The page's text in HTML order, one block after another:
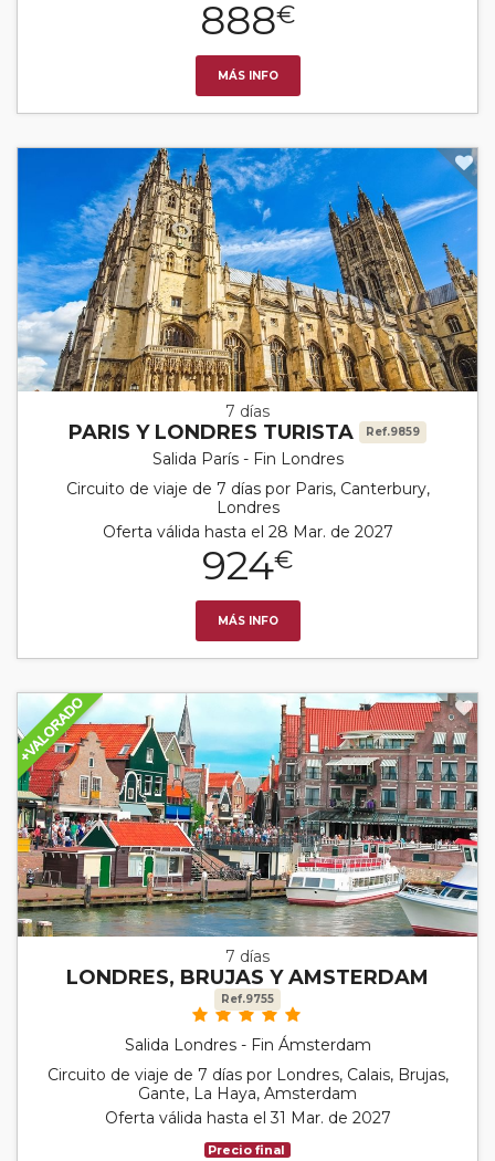
888€
MÁS INFO
7 días
PARIS Y LONDRES TURISTA Ref.9859
Salida París - Fin Londres
Circuito de viaje de 7 días por Paris, Canterbury,
Londres
Oferta válida hasta el 28 Mar. de 2027
924€
MÁS INFO
7 días
LONDRES, BRUJAS Y AMSTERDAM
Ref.9755
Salida Londres - Fin Ámsterdam
Circuito de viaje de 7 días por Londres, Calais, Brujas,
Gante, La Haya, Amsterdam
Oferta válida hasta el 31 Mar. de 2027
Precio final